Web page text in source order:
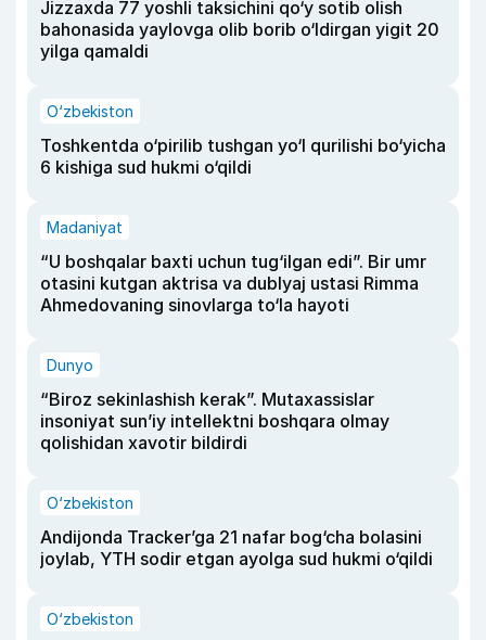
Jizzaxda 77 yoshli taksichini qo‘y sotib olish
bahonasida yaylovga olib borib o‘ldirgan yigit 20
yilga qamaldi
O‘zbekiston
Toshkentda o‘pirilib tushgan yo‘l qurilishi bo‘yicha
6 kishiga sud hukmi o‘qildi
Madaniyat
“U boshqalar baxti uchun tug‘ilgan edi”. Bir umr
otasini kutgan aktrisa va dublyaj ustasi Rimma
Ahmedovaning sinovlarga to‘la hayoti
Dunyo
“Biroz sekinlashish kerak”. Mutaxassislar
insoniyat sun’iy intellektni boshqara olmay
qolishidan xavotir bildirdi
O‘zbekiston
Andijonda Tracker’ga 21 nafar bog‘cha bolasini
joylab, YTH sodir etgan ayolga sud hukmi o‘qildi
O‘zbekiston